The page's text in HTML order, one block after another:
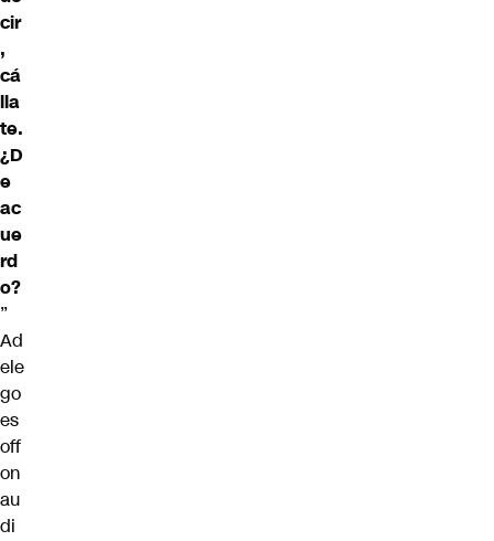
cir
,
cá
lla
te.
¿D
e
ac
ue
rd
o?
”
Ad
ele
go
es
off
on
au
di